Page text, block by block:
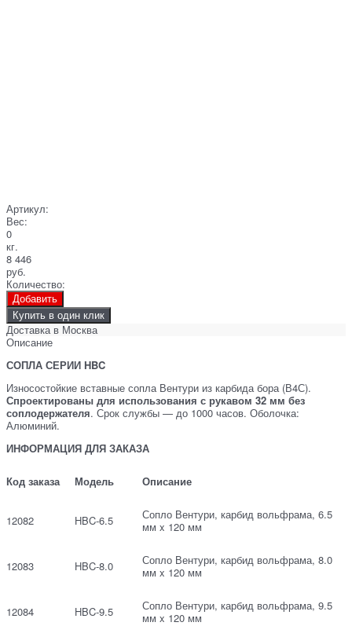
Артикул:
Вес:
0
кг.
8 446
руб.
Количество:
Добавить
Купить в один клик
Доставка в Москва
Описание
СОПЛА СЕРИИ HBC
Износостойкие вставные сопла Вентури из карбида бора (В4С).
Спроектированы для использования с рукавом 32 мм без
соплодержателя. Срок службы — до 1000 часов. Оболочка:
Алюминий.
ИНФОРМАЦИЯ ДЛЯ ЗАКАЗА
Код заказа Модель Описание
12082 HBC-6.5
Сопло Вентури, карбид вольфрама, 6.5
мм x 120 мм
12083 HBC-8.0
Сопло Вентури, карбид вольфрама, 8.0
мм x 120 мм
12084 HBC-9.5
Сопло Вентури, карбид вольфрама, 9.5
мм x 120 мм